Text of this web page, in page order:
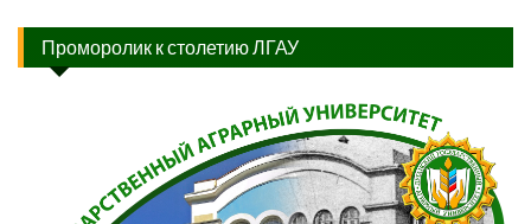
Проморолик к столетию ЛГАУ